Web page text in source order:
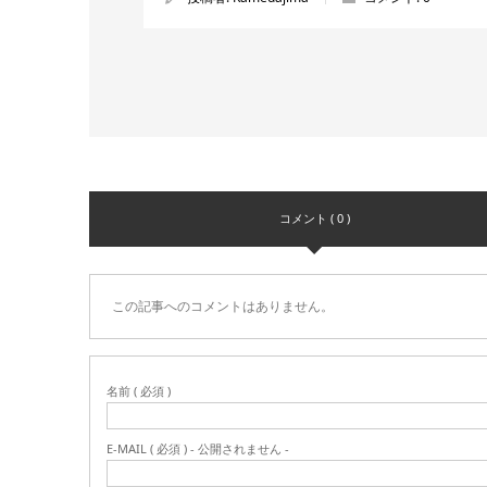
コメント ( 0 )
この記事へのコメントはありません。
名前 ( 必須 )
E-MAIL ( 必須 ) - 公開されません -